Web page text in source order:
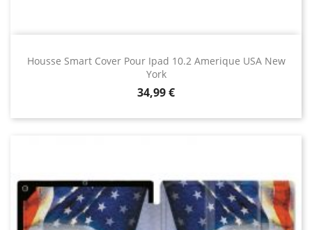
Housse Smart Cover Pour Ipad 10.2 Amerique USA New
York
Prix
34,99 €